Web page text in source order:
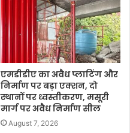
एमडीडीए का अवैध प्लाटिंग और
निर्माण पर बड़ा एक्शन, दो
स्थानों पर ध्वस्तीकरण, मसूरी
मार्ग पर अवैध निर्माण सील
August 7, 2026